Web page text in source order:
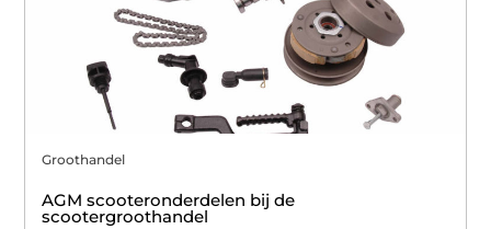
Groothandel
AGM scooteronderdelen bij de
scootergroothandel